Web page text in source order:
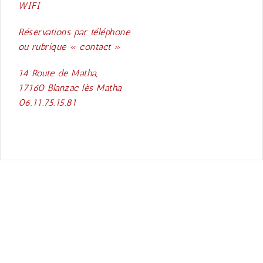
WIFI
Réservations par téléphone
ou rubrique « contact »
14 Route de Matha,
17160 Blanzac lès Matha
06.11.75.15.81